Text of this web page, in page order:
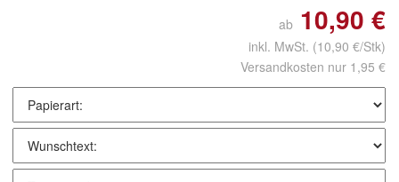
ab 10,90 €
inkl. MwSt. (10,90 €/Stk)
Versandkosten nur 1,95 €